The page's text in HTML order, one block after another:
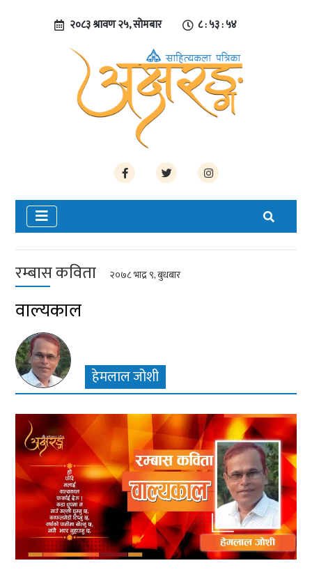
२०८३ श्रावण २५, सोमबार ८ : ५३ : ५५
रम्बास कविता २०७८ भाद्र ९, बुधबार
वाल्यकाल
हेमलाल जोशी